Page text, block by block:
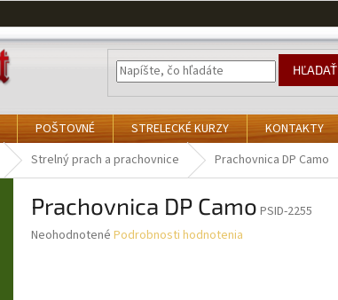
HĽADAŤ
POŠTOVNÉ STRELECKÉ KURZY KONTAKTY
Strelný prach a prachovnice Prachovnica DP Camo
Prachovnica DP Camo PSID-2255
Priemerné
Neohodnotené Podrobnosti hodnotenia